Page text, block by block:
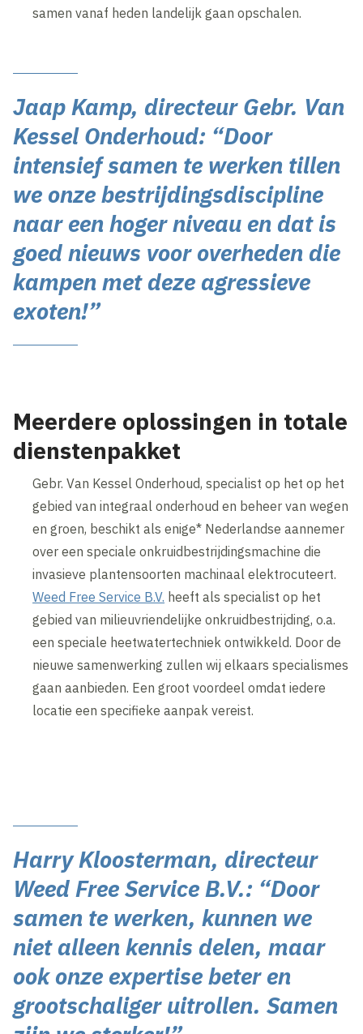
samen vanaf heden landelijk gaan opschalen.
Jaap Kamp, directeur Gebr. Van
Kessel Onderhoud: “Door
intensief samen te werken tillen
we onze bestrijdingsdiscipline
naar een hoger niveau en dat is
goed nieuws voor overheden die
kampen met deze agressieve
exoten!”
Meerdere oplossingen in totale
dienstenpakket
Gebr. Van Kessel Onderhoud, specialist op het op het
gebied van integraal onderhoud en beheer van wegen
en groen, beschikt als enige* Nederlandse aannemer
over een speciale onkruidbestrijdingsmachine die
invasieve plantensoorten machinaal elektrocuteert.
Weed Free Service B.V. heeft als specialist op het
gebied van milieuvriendelijke onkruidbestrijding, o.a.
een speciale heetwatertechniek ontwikkeld. Door de
nieuwe samenwerking zullen wij elkaars specialismes
gaan aanbieden. Een groot voordeel omdat iedere
locatie een specifieke aanpak vereist.
Harry Kloosterman, directeur
Weed Free Service B.V.: “Door
samen te werken, kunnen we
niet alleen kennis delen, maar
ook onze expertise beter en
grootschaliger uitrollen. Samen